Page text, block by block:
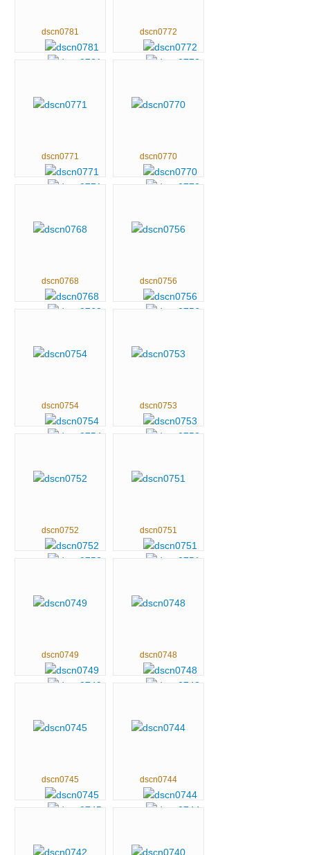
dscn0781 dscn0772
dscn0771 dscn0770
dscn0768 dscn0756
dscn0754 dscn0753
dscn0752 dscn0751
dscn0749 dscn0748
dscn0745 dscn0744